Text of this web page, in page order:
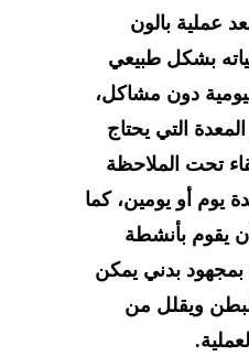
عملية بالون
بشكل طبيعي
دون مشاكل،
التي يحتاج
تحت الملاحظة
يوم أو يومين، كما
يقوم بأنشطة
بمجهود بدني يمكن
ويقلل من